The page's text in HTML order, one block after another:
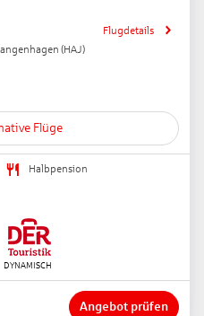
(HAJ)
Flugdetails
Flüge
Halbpension
Angebot prüfen